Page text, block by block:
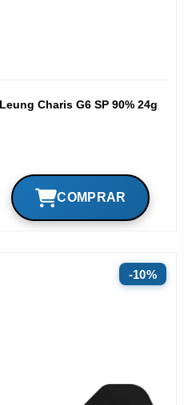
Charis G6 SP 90% 24g
10%